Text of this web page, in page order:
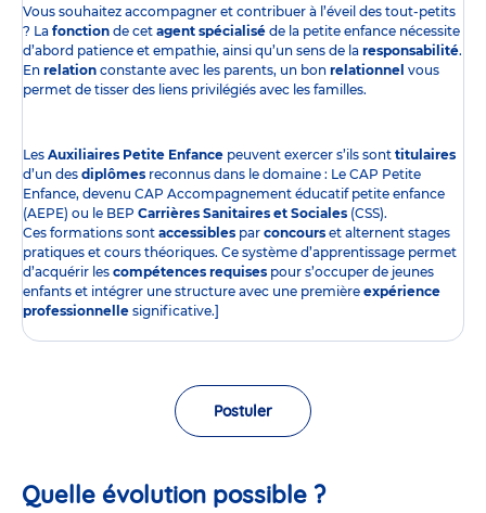
Vous souhaitez accompagner et contribuer à l’éveil des tout-petits
? La fonction de cet agent spécialisé de la petite enfance nécessite
d’abord patience et empathie, ainsi qu’un sens de la responsabilité.
En relation constante avec les parents, un bon relationnel vous
permet de tisser des liens privilégiés avec les familles.
Les Auxiliaires Petite Enfance peuvent exercer s’ils sont titulaires
d’un des diplômes reconnus dans le domaine : Le CAP Petite
Enfance, devenu CAP Accompagnement éducatif petite enfance
(AEPE) ou le BEP Carrières Sanitaires et Sociales (CSS).
Ces formations sont accessibles par concours et alternent stages
pratiques et cours théoriques. Ce système d’apprentissage permet
d’acquérir les compétences requises pour s’occuper de jeunes
enfants et intégrer une structure avec une première expérience
professionnelle significative.]
Postuler
Quelle évolution possible ?